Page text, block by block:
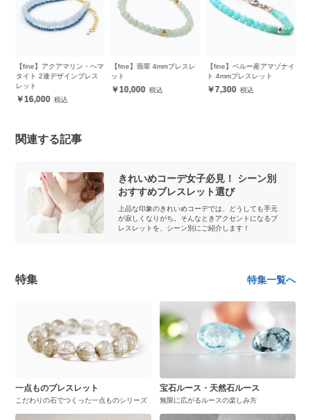
【fine】アクアマリン・ヘマ
タイト 2連デザインブレス
レット
16,000
【fine】翡翠 4mmブレスレ
ット
10,000
【fine】ペルー産アマゾナイ
ト 4mmブレスレット
7,300
関連する記事
きれいめコーデ女子必見！ シーン別
おすすめブレスレット選び
上品な印象のきれいめコーデでは、どうしても手元
が寂しくなりがち。そんなときアクセントになるブ
レスレットを、シーン別にご紹介します！
特集 特集一覧へ
一点ものブレスレット
こだわりの石でつくった一点ものシリーズ
宝石ルース・天然石ルース
無限に広がるルースの楽しみ方